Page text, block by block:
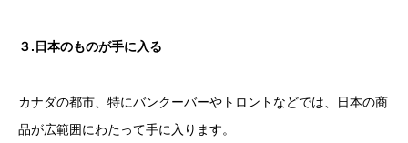
３. 日本のものが手に入る
カナダの都市、特にバンクーバーやトロントなどでは、日本の商
品が広範囲にわたって手に入ります。